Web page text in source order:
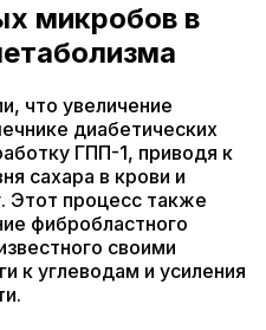
микробов в
что увеличение
диабетических
ГПП-1, приводя к
сахара в крови и
Этот процесс также
фибробластного
своими
к углеводам и усиления